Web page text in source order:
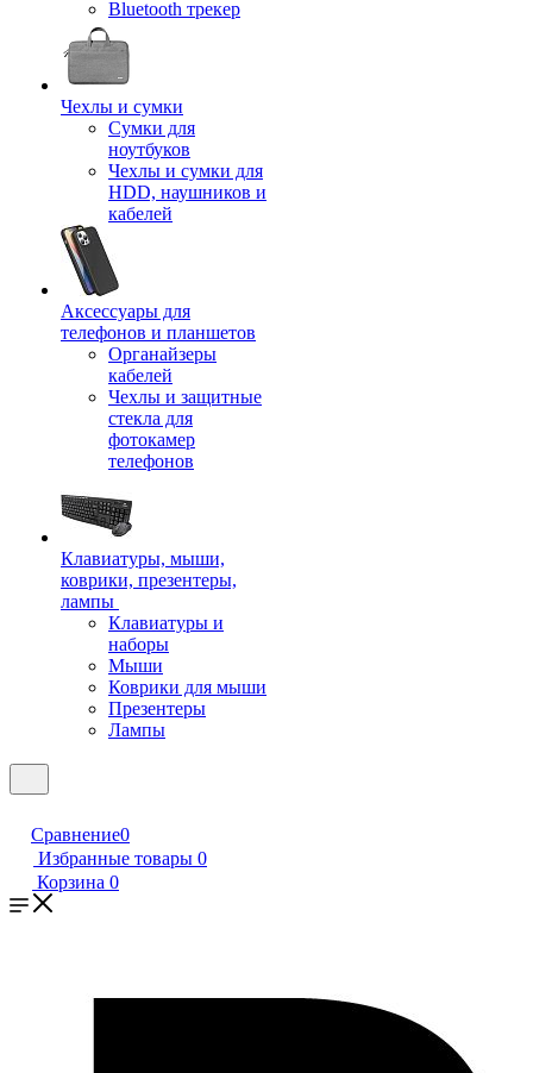
Bluetooth трекер
Чехлы и сумки
Сумки для
ноутбуков
Чехлы и сумки для
HDD, наушников и
кабелей
Аксессуары для
телефонов и планшетов
Органайзеры
кабелей
Чехлы и защитные
стекла для
фотокамер
телефонов
Клавиатуры, мыши,
коврики, презентеры,
лампы
Клавиатуры и
наборы
Мыши
Коврики для мыши
Презентеры
Лампы
Сравнение0
Избранные товары 0
Корзина 0